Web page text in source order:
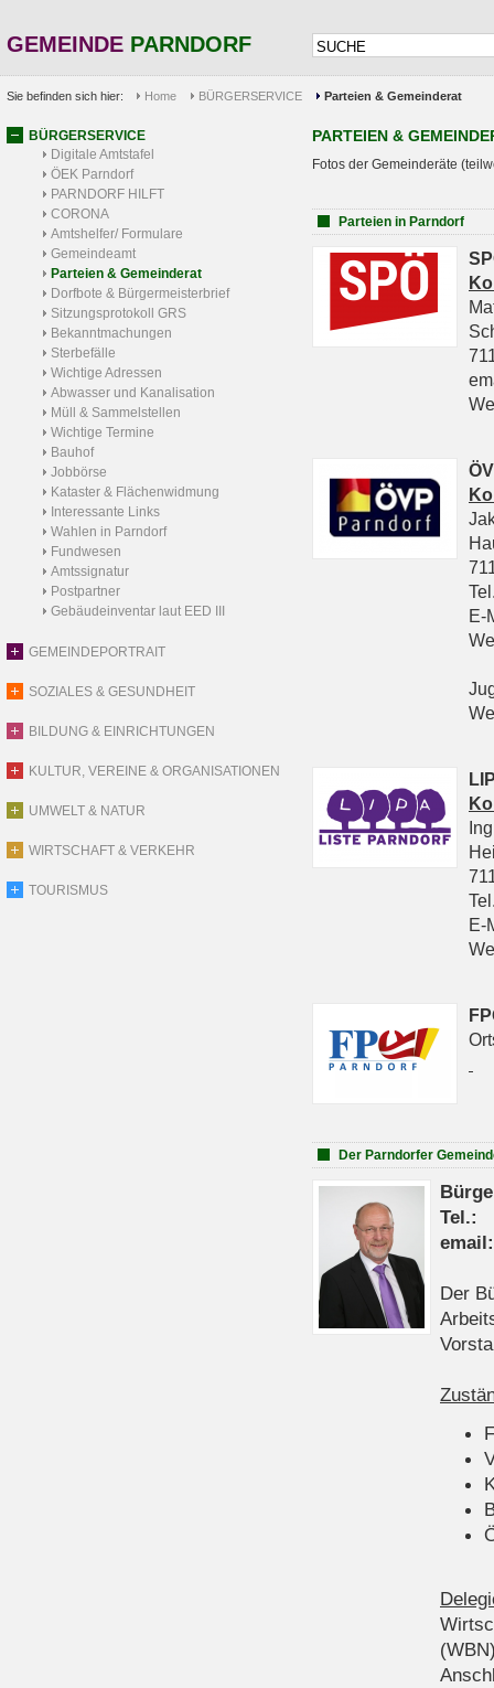
GEMEINDE PARNDORF
Sie befinden sich hier: Home BÜRGERSERVICE Parteien & Gemeinderat
BÜRGERSERVICE
Digitale Amtstafel
ÖEK Parndorf
PARNDORF HILFT
CORONA
Amtshelfer/ Formulare
Gemeindeamt
Parteien & Gemeinderat
Dorfbote & Bürgermeisterbrief
Sitzungsprotokoll GRS
Bekanntmachungen
Sterbefälle
Wichtige Adressen
Abwasser und Kanalisation
Müll & Sammelstellen
Wichtige Termine
Bauhof
Jobbörse
Kataster & Flächenwidmung
Interessante Links
Wahlen in Parndorf
Fundwesen
Amtssignatur
Postpartner
Gebäudeinventar laut EED III
GEMEINDEPORTRAIT
SOZIALES & GESUNDHEIT
BILDUNG & EINRICHTUNGEN
KULTUR, VEREINE & ORGANISATIONEN
UMWELT & NATUR
WIRTSCHAFT & VERKEHR
TOURISMUS
PARTEIEN &
Fotos der Gemeinderäte
Parteien in Parndorf
E-
E-
Der Parndorfer
Der